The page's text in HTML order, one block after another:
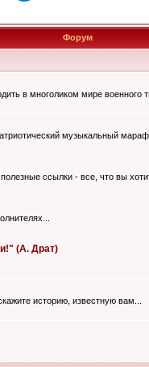
Форум
в многоликом мире военного
музыкальный
ссылки - все, что вы
(А. Драт)
историю, известную вам...